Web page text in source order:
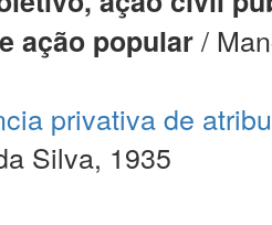
ação popular/
privativa de
Silva, 1935